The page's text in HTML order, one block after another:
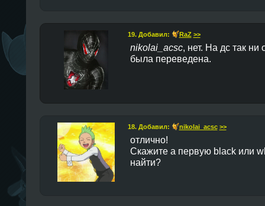
19. Добавил: RaZ >>
nikolai_acsc, нет. На дс так ни
была переведена.
18. Добавил: nikolai_acsc >>
отлично!
Скажите а первую black или
найти?